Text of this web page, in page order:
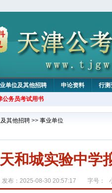
单位及其他招聘 申论资料 行测
公务员考试用书
其他招聘 >> 事业单位
天和城实验中学
发布：2025-08-30 20:57:17 字号：